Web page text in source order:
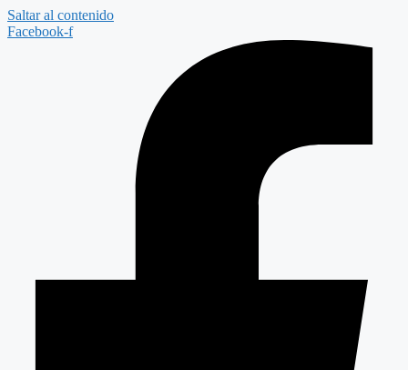
Saltar al contenido
Facebook-f